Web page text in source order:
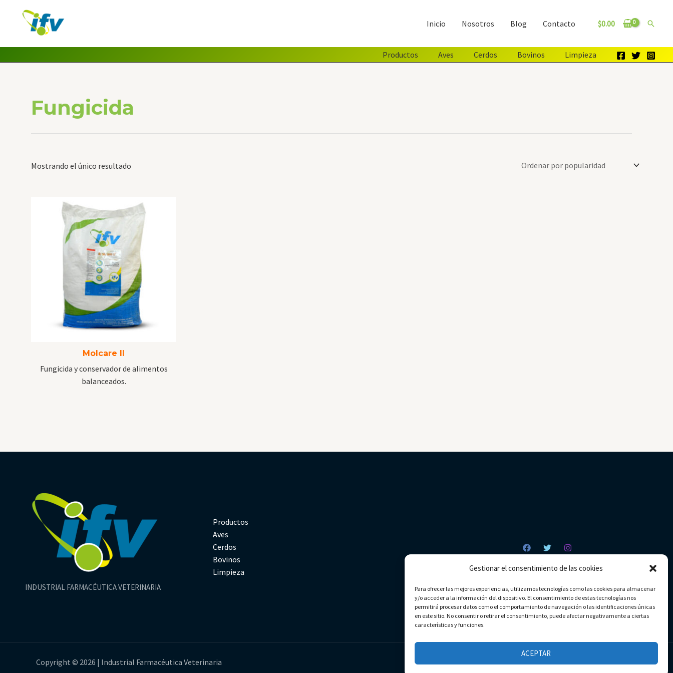
Gestionar el consentimiento de las cookies
Para ofrecer las mejores experiencias, utilizamos tecnologías como las cookies para almacenar
y/o acceder a la información del dispositivo. El consentimiento de estas tecnologías nos
permitirá procesar datos como el comportamiento de navegación o las identificaciones únicas
en este sitio. No consentir o retirar el consentimiento, puede afectar negativamente a ciertas
características y funciones.
ACEPTAR
contenido
Inicio Nosotros Blog Contacto $0.00 Buscar
Productos Aves Cerdos Bovinos Limpieza
Fungicida
Mostrando el único resultado
Molcare II
Fungicida y conservador de alimentos
balanceados.
INDUSTRIAL FARMACÉUTICA VETERINARIA
Productos
Aves
Cerdos
Bovinos
Limpieza
Copyright © 2026 | Industrial Farmacéutica Veterinaria